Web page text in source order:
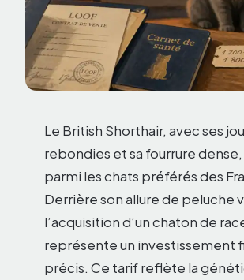
Le British Shorthair, avec ses
rebondies et sa fourrure
parmi les chats préférés des
Derrière son allure de peluche
l’acquisition d’un chaton de
représente un investissement
précis. Ce tarif reflète la